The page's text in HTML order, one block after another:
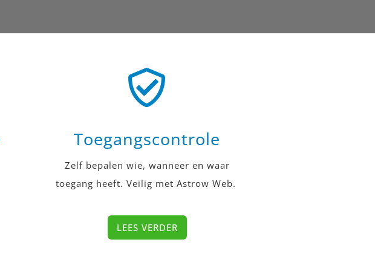
Toegangscontrole
Zelf bepalen wie, wanneer en waar
toegang heeft. Veilig met Astrow Web.
LEES VERDER